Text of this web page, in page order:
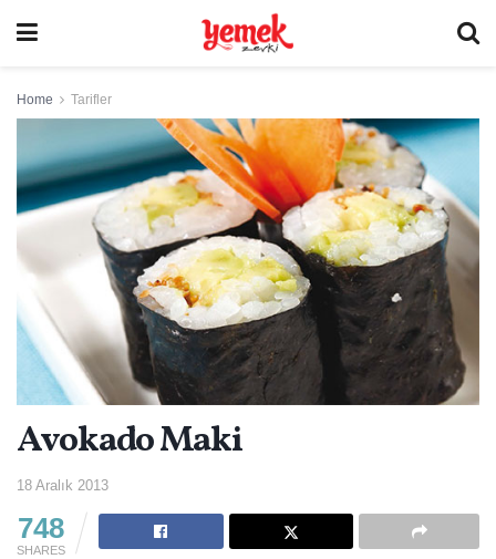
Home Tarifler
Avokado Maki
18 Aralık 2013
748
SHARES